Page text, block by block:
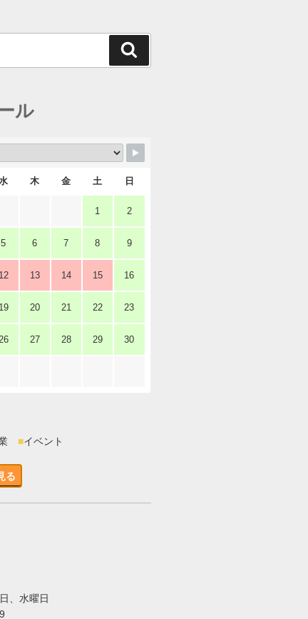
索
ル
木 金 土 日
1 2
5 6 7 8 9
12 13 14 15 16
19 20 21 22 23
27 28 29 30
■イベント
る
、水曜日